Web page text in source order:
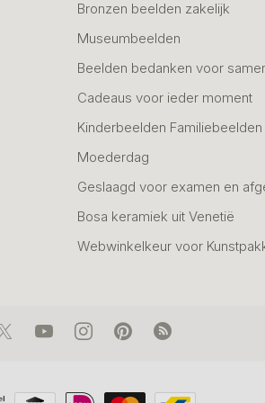
Bronzen beelden zakelijk
Museumbeelden
Beelden bedanken voor
Cadeaus voor ieder moment
Kinderbeelden Familiebeelden
Moederdag
Geslaagd voor examen en
Bosa keramiek uit Venetië
Webwinkelkeur voor